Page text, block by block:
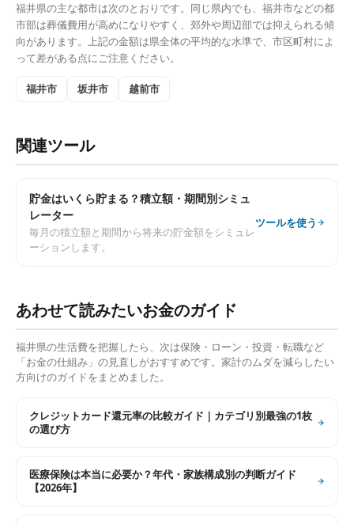
福井県の主な都市は次のとおりです。同じ県内でも、 福井市などの都
市部は葬儀費用が高めになりやすく、郊外や周辺部では抑えられる傾
向があります。上記の金額は県全体の平均的な水準で、市区町村によ
って差がある点にご注意ください。
福井市 坂井市 越前市
関連ツール
貯金はいくら貯まる？積立額・期間別シミュ
レーター
毎月の積立額と期間から将来の貯金額をシミュレ
ーションします。
ツールを使う
あわせて読みたいお金のガイド
福井県の生活費を把握したら、次は保険・ローン・投資・転職など
「お金の仕組み」の見直しがおすすめです。家計のムダを減らしたい
方向けのガイドをまとめました。
クレジットカード還元率の比較ガイド｜カテゴリ別最強の1枚
の選び方
医療保険は本当に必要か？年代・家族構成別の判断ガイド
【2026年】